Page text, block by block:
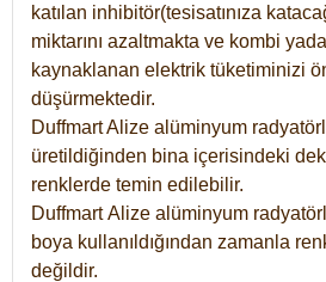
katılan inhibitör(tesisatınıza
miktarını azaltmakta ve kombi
kaynaklanan elektrik tüketiminizi
düşürmektedir.
Duffmart Alize alüminyum
üretildiğinden bina içerisindeki
renklerde temin edilebilir.
DuffmartAlize alüminyum
boya kullanıldığından zamanla
değildir.